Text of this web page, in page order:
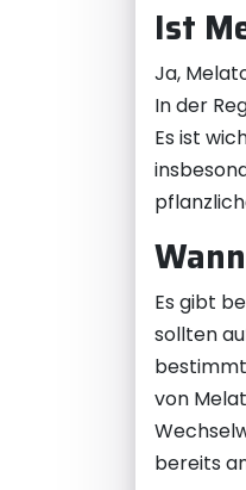
Ist
Ja,
In der
Es ist
Es gibt
sollten
von
bereits